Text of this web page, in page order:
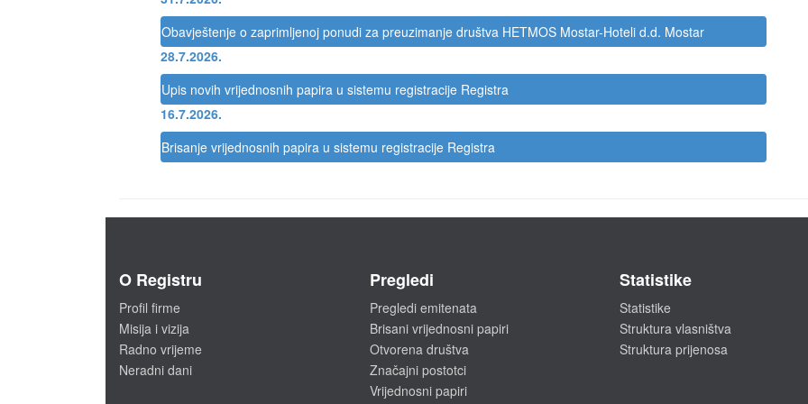
Obavještenje o zaprimljenoj ponudi za preuzimanje društva HETMOS Mostar-Hoteli d.d. Mostar
28.7.2026.
Upis novih vrijednosnih papira u sistemu registracije Registra
16.7.2026.
Brisanje vrijednosnih papira u sistemu registracije Registra
O Registru
Profil firme
Misija i vizija
Radno vrijeme
Neradni dani
Pregledi
Pregledi emitenata
Brisani vrijednosni papiri
Otvorena društva
Značajni postotci
Vrijednosni papiri
Statistike
Statistike
Struktura vlasništva
Struktura prijenosa